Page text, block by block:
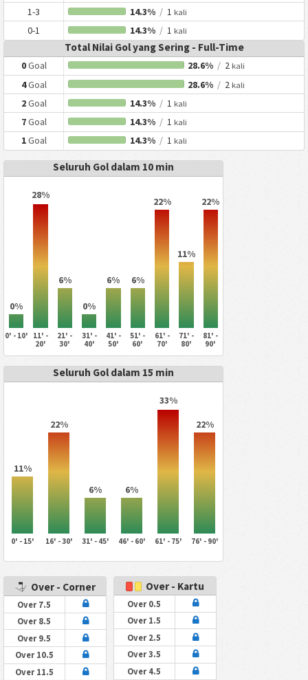
1-3 14.3% /1 kali
0-1 14.3% /1 kali
Total Nilai Gol yang Sering - Full-Time
0Goal 28.6% / 2 kali
4Goal 28.6% / 2 kali
2Goal 14.3% /1 kali
7Goal 14.3% /1 kali
1Goal 14.3% /1 kali
Seluruh Gol dalam 10 min
0%
28%
6%
0%
6% 6%
22%
11%
22%
0' - 10'
11' -
20'
21' -
30'
31' -
40'
41' -
50'
51' -
60'
61' -
70'
71' -
80'
81' -
90'
Seluruh Gol dalam 15 min
11%
22%
6% 6%
33%
22%
0' - 15' 16' - 30' 31' - 45' 46' - 60' 61' - 75' 76' - 90'
Over - Corner
Over 7.5
Over 8.5
Over 9.5
Over 10.5
Over 11.5
Over - Kartu
Over 0.5
Over 1.5
Over 2.5
Over 3.5
Over 4.5